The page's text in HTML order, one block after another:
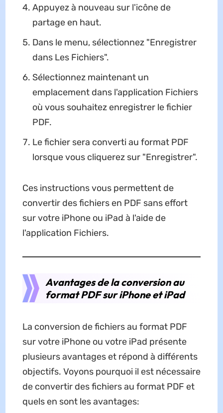
Appuyez à nouveau sur l'icône de
partage en haut.
Dans le menu, sélectionnez "Enregistrer
dans Les Fichiers".
Sélectionnez maintenant un
emplacement dans l'application Fichiers
où vous souhaitez enregistrer le fichier
PDF.
Le fichier sera converti au format PDF
lorsque vous cliquerez sur "Enregistrer".
Ces instructions vous permettent de
convertir des fichiers en PDF sans effort
sur votre iPhone ou iPad à l'aide de
l'application Fichiers.
Avantages de la conversion au
format PDF sur iPhone et iPad
La conversion de fichiers au format PDF
sur votre iPhone ou votre iPad présente
plusieurs avantages et répond à différents
objectifs. Voyons pourquoi il est nécessaire
de convertir des fichiers au format PDF et
quels en sont les avantages: